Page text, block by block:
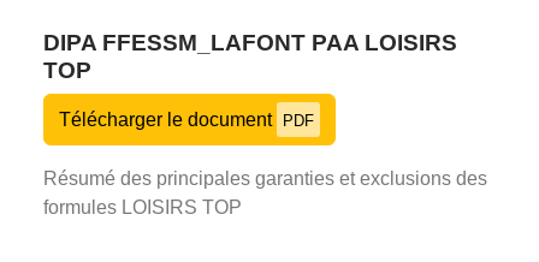
DIPA FFESSM_LAFONT PAA LOISIRS
TOP
Télécharger le document PDF
Résumé des principales garanties et exclusions des
formules LOISIRS TOP